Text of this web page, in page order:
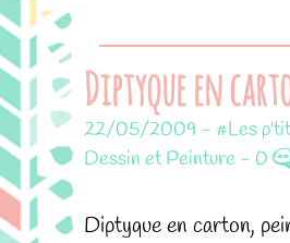
Diptyque en
22/05/2009 - #Les
Dessin et Peinture - 0
Diptyque en carton,